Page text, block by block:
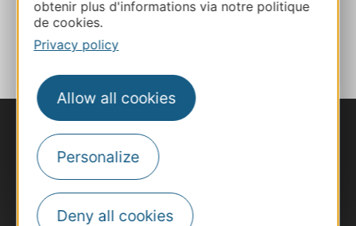
obtenir plus d'informations via notre politique
de cookies.
Privacy policy
Allow all cookies
Personalize
Deny all cookies